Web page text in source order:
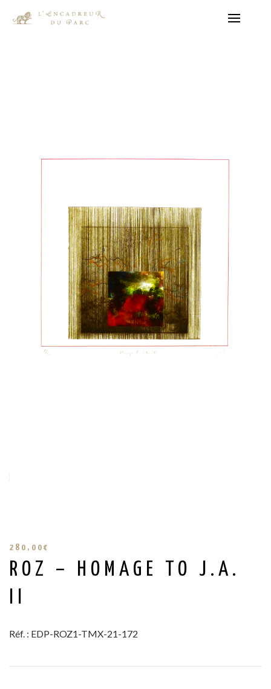
280,00€
ROZ – HOMAGE TO J.A.
Réf. : EDP-ROZ1-TMX-21-172